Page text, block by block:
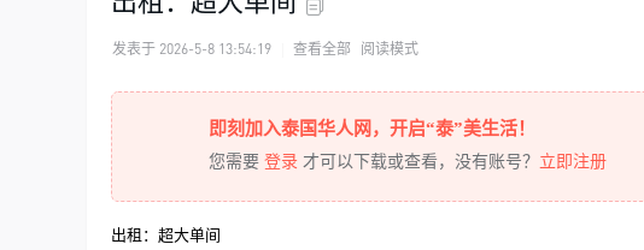
发表于 2026-5-8 13:54:19 查看全部 阅读模式
即刻加入泰国华人网，开启“泰”美生活！
您需要 登录 才可以下载或查看，没有账号？ 立即注册
出租：超大单间